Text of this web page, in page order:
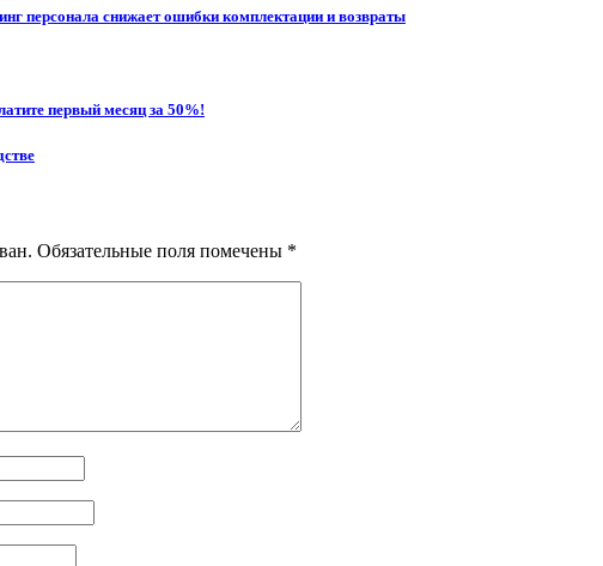
персонала снижает ошибки комплектации и возвраты
первый месяц за 50%!
Обязательные поля помечены *